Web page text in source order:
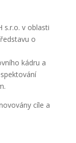
s.r.o. v oblasti
o
kádru a
cíle a